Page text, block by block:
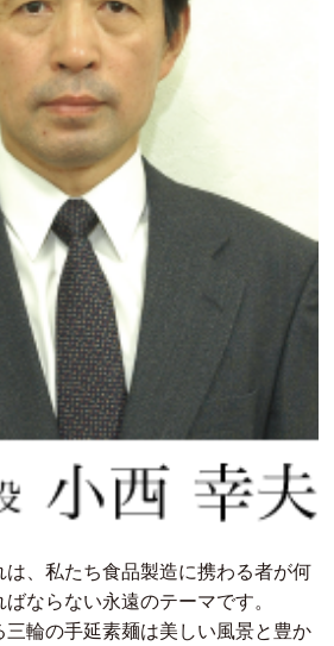
は、私たち食品製造に携わる者が何
ならない永遠のテーマです。
三輪の手延素麺は美しい風景と豊か